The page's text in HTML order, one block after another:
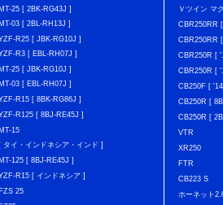
MT-25 [ 2BK-RG43J ]
MT-03 [ 2BL-RH13J ]
R25 [ JBK-RG10J ]
R3 [ EBL-RH07J ]
MT-25 [ JBK-RG10J ]
MT-03 [ EBL-RH07J ]
R15 [ 8BK-RG86J ]
R125 [ 8BJ-RE45J ]
MT-15
[ タイ・インドネシア・インド ]
MT-125 [ 8BJ-RE45J ]
R15 [ インドネシア ]
FZS 25
Ｖツイン マ
CBR250RR
CBR250RR
CBR250R [
CBR250R [
CB250F [
CB250R [
CB250R [
VTR
XR250
FTR
CB223 S
ホーネット